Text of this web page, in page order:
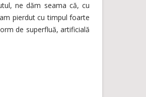
ne dăm seama că, cu
pierdut cu timpul foarte
de superfluă, artificială